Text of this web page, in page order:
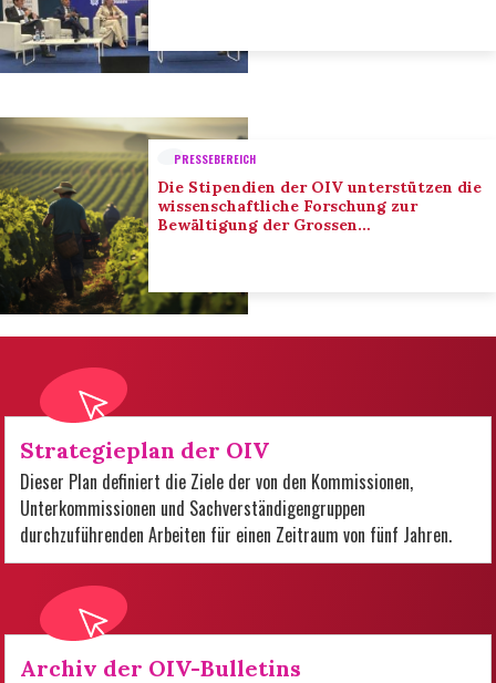
PRESSEBEREICH
Die Stipendien der OIV unterstützen die
wissenschaftliche Forschung zur
Bewältigung der Grossen
Strategieplan der OIV
Dieser Plan definiert die Ziele der von den Kommissionen,
Unterkommissionen und Sachverständigengruppen
durchzuführenden Arbeiten für einen Zeitraum von fünf Jahren.
Archiv der OIV-Bulletins